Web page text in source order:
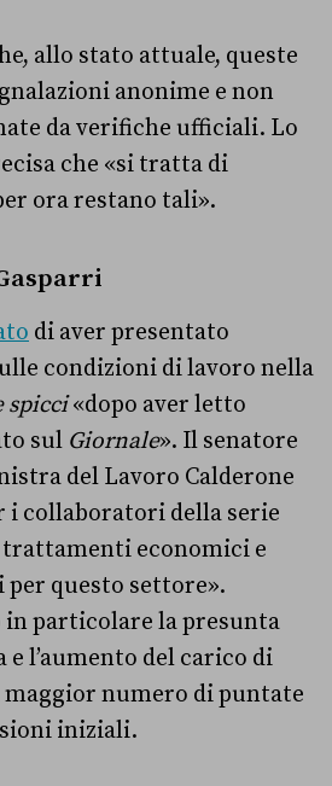
allo stato attuale, queste
anonime e non
da verifiche ufficiali. Lo
che «si tratta di
ora restano tali».
di aver presentato
condizioni di lavoro nella
spicci«dopo aver letto
sul Giornale». Il senatore
del Lavoro Calderone
i collaboratori della serie
economici e
questo settore».
in particolare la presunta
e l’aumento del carico di
maggior numero di puntate
iniziali.